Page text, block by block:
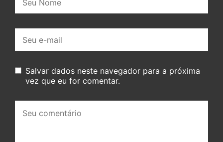
mail:
Salvar dados neste navegador para a próxima
vez que eu for comentar.
comentário: